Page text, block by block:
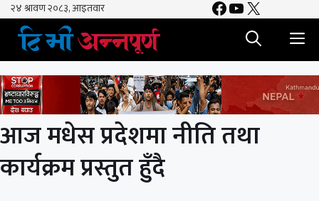
Skip
content
Facebook
YouTube
X
आज मधेस प्रदेशमा नीति तथा
कार्यक्रम प्रस्तुत हुँदै